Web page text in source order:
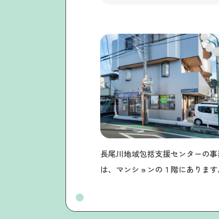
長尾川地域包括支援センターの
は、マンションの１階にありま